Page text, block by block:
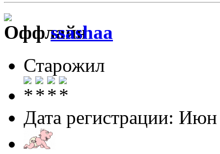
ssashaa
Старожил
Дата регистрации: